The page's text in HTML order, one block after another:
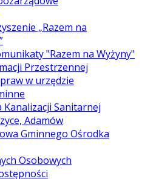
„Razem na
"Razem na Wyżyny"
Przestrzennej
w urzędzie
Kanalizacji Sanitarnej
Adamów
Gminnego Ośrodka
Osobowych